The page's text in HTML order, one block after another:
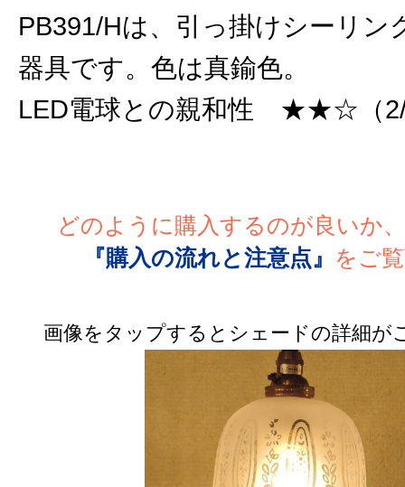
PB391/Hは、引っ掛けシーリン
器具です。色は真鍮色。
LED電球との親和性 ★★☆（
どのように購入するのが良いか
『購入の流れと注意点』
をご
画像をタップするとシェードの詳細が